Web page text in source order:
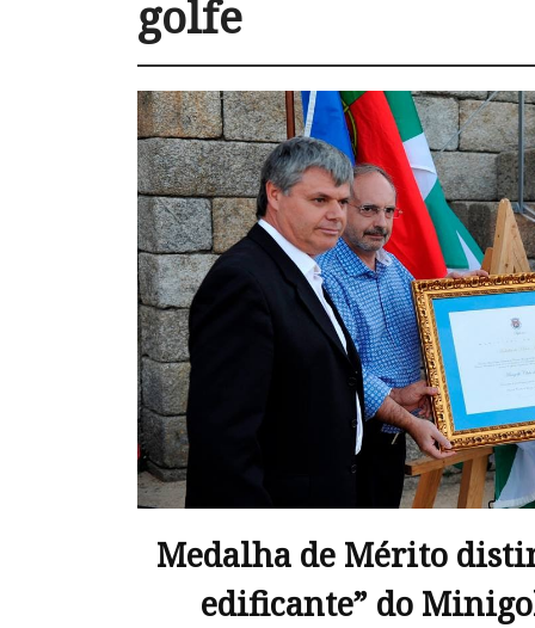
golfe
Medalha de Mérito
edificante” do